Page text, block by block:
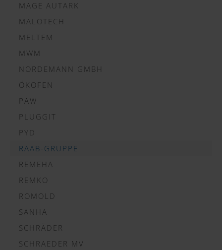
MAGE AUTARK
MALOTECH
MELTEM
MWM
NORDEMANN GMBH
ÖKOFEN
PAW
PLUGGIT
PYD
RAAB-GRUPPE
REMEHA
REMKO
ROMOLD
SANHA
SCHRÄDER
SCHRAEDER MV